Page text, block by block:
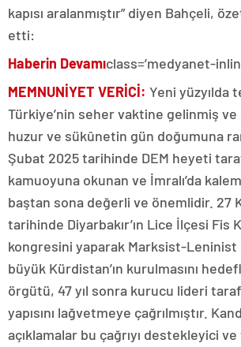
kapısı aralanmıştır” diyen Bahçeli,
etti:
Haberin Devamıclass=’medyanet-
MEMNUNİYET VERİCİ: Yeni yüzyılda
Türkiye’nin seher vaktine gelinmiş
huzur ve sükûnetin gün doğumuna
Şubat 2025 tarihinde DEM heyeti
kamuoyuna okunan ve İmralı’da
baştan sona değerli ve önemlidir. 27
tarihinde Diyarbakır’ın Lice İlçesi Fis
kongresini yaparak Marksist-
büyük Kürdistan’ın kurulmasını
örgütü, 47 yıl sonra kurucu lideri
yapısını lağvetmeye çağrılmıştır.
açıklamalar bu çağrıyı destekleyici ve